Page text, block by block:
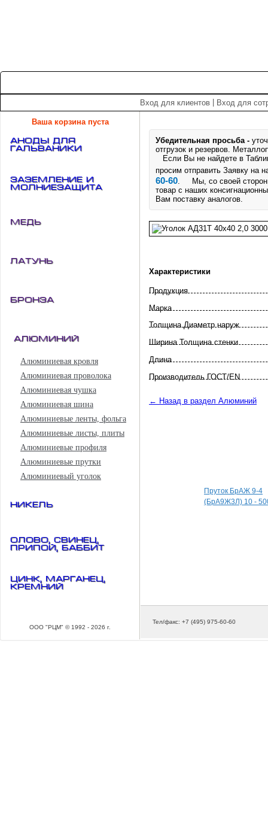
Вход для клиентов Вход для
Ваша корзина пуста
АНОДЫ для
ГАЛЬВАНИКИ
Заземление и
Молниезащита
Медь
Латунь
Бронза
Алюминий
Алюминиевая кровля
Алюминиевая проволока
Алюминиевая чушка
Алюминиевая шина
Алюминиевые ленты, фольга
Алюминиевые листы, плиты
Алюминиевые профиля
Алюминиевые прутки
Алюминиевый уголок
Никель
Олово, свинец,
припой, баббит
Цинк, марганец,
кремний
ООО "РЦМ" © 1992 - 2026 г.
Убедительная просьба -
отгрузок и резервов.
Если Вы не найдете в
просим отправить Заявку на
60-60. Мы, со своей
товар с наших
Вам поставку аналогов.
Характеристики
Продукция
Марка
Толщина Диаметр наруж
Ширина Толщина стенки
Длина
Произво­дитель ГОСТ/EN
← Назад в раздел Алюминий
Пруток БрАЖ 9-4
(БрА9Ж3Л) 10 -
Тел/факс: +7 (495) 975-60-60